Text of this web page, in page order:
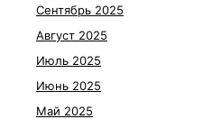
Сентябрь 2025
Август 2025
Июль 2025
Июнь 2025
Май 2025